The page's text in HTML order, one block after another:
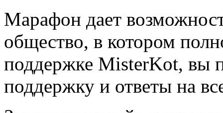
Марафон дает
общество, в котором
поддержке MisterKot, вы
поддержку и ответы на